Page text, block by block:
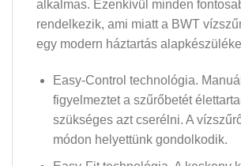
alkalmas. Ezenkívül minden
rendelkezik, ami miatt a BWT
egy modern háztartás
Easy-Control technológia.
figyelmeztet a szűrőbetét
szükséges azt cserélni. A
módon helyettünk gondolkodik.